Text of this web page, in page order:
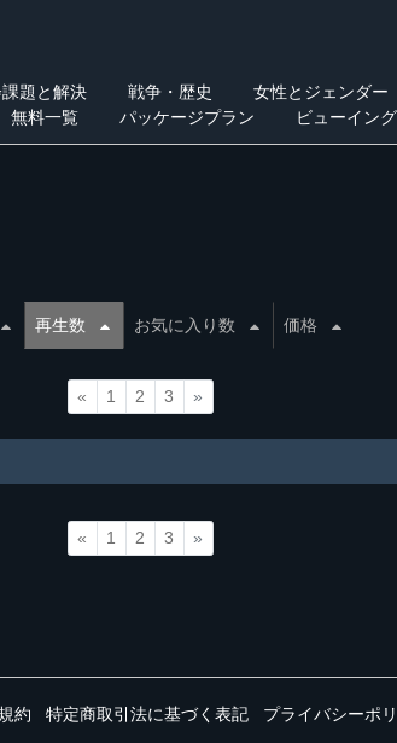
題と解決 戦争・歴史 女性とジェンダー
無料一覧 パッケージプラン ビューイン
再生数 お気に入り数 価格
« 1 2 3 »
« 1 2 3 »
約 特定商取引法に基づく表記 プライバシーポ